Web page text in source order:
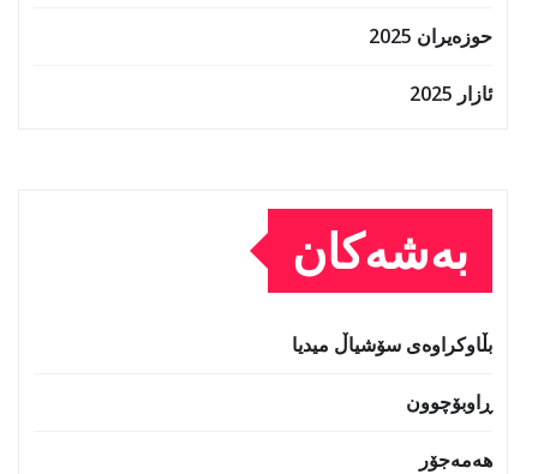
حوزه‌یران 2025
ئازار 2025
بەشەکان
بڵاوکراوەی سۆشیاڵ میدیا
ڕاوبۆچوون
هەمەجۆر